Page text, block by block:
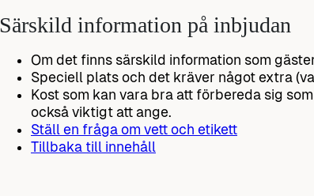
Särskild information på inbjudan
Om det finns särskild information som
Speciell plats och det kräver något extra
Kost som kan vara bra att förbereda sig
också viktigt att ange.
Ställ en fråga om vett och etikett
Tillbaka till innehåll